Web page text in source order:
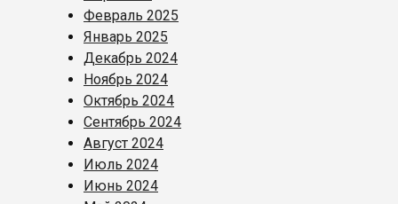
Февраль 2025
Январь 2025
Декабрь 2024
Ноябрь 2024
Октябрь 2024
Сентябрь 2024
Август 2024
Июль 2024
Июнь 2024